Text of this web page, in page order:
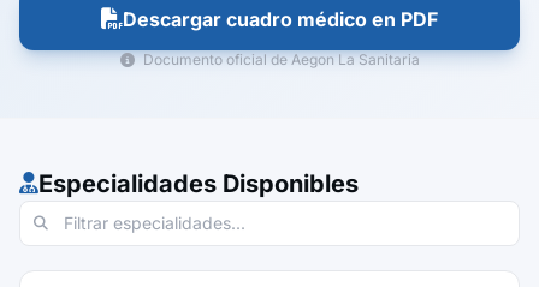
Descargar cuadro médico en PDF
Documento oficial de Aegon La Sanitaria
Especialidades Disponibles